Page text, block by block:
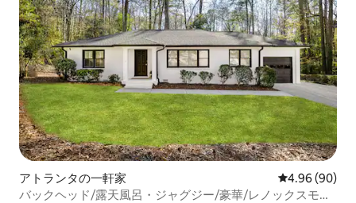
アトランタの一軒家 レビュー90件
4.96 (90)
バックヘッド/露天風呂・ジャグジー/豪華/レノックスモー